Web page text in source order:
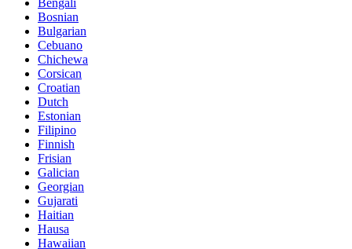
Bosnian
Bulgarian
Cebuano
Chichewa
Corsican
Croatian
Dutch
Estonian
Filipino
Finnish
Frisian
Galician
Georgian
Gujarati
Haitian
Hausa
Hawaiian